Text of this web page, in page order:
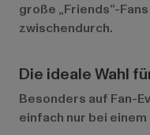
große „Friends“-
zwischendurch.
Die ideale Wahl
Besonders auf Fan-
einfach nur bei